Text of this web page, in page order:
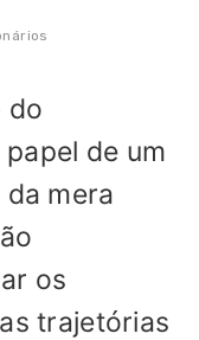
do
de um
mera
os
trajetórias